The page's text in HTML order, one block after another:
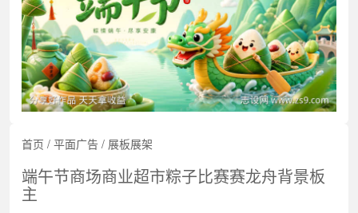
首页 / 平面广告 / 展板展架
端午节商场商业超市粽子比赛赛龙舟背景板
主